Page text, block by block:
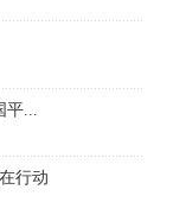
...
行动